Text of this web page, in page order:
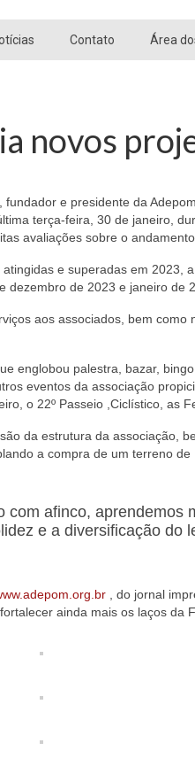
Contato Área
novos
fundador e presidente da
terça-feira, 30 de janeiro,
avaliações sobre o
e superadas em 2023,
dezembro de 2023 e janeiro de
aos associados, bem
englobou palestra, bazar,
eventos da associação
o 22º Passeio ,Ciclístico, as
da estrutura da associação,
a compra de um terreno
afinco, aprendemos
e a diversificação do
, do jornal
ainda mais os laços da